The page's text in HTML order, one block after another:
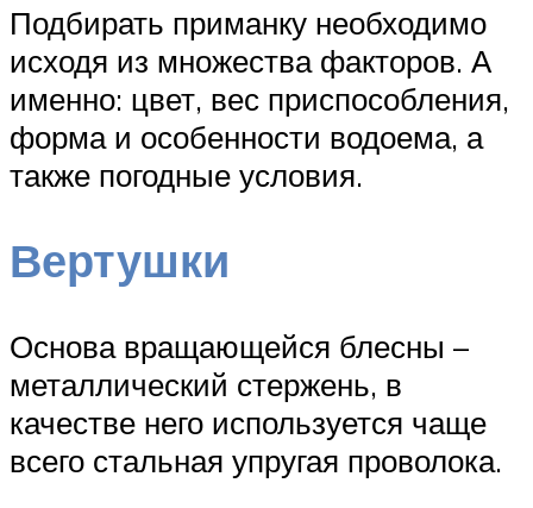
Подбирать приманку необходимо
исходя из множества факторов. А
именно: цвет, вес приспособления,
форма и особенности водоема, а
также погодные условия.
Вертушки
Основа вращающейся блесны –
металлический стержень, в
качестве него используется чаще
всего стальная упругая проволока.